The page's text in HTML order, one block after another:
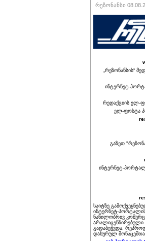
რეზონანსი
„რეზონანსის“
ინტერნეტ-
რედაქციის ელ-
ელ-ფოსტა
გაზეთ
ინტერნეტ-
საიტზე
ინტერნეტ-
ნაწილობრივ
არალიცენზირებული
გადაბეჭვდა,
დახურულ მონაცემთა